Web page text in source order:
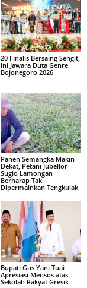
20 Finalis Bersaing Sengit,
Ini Jawara Duta Genre
Bojonegoro 2026
Panen Semangka Makin
Dekat, Petani Jubellor
Sugio Lamongan
Berharap Tak
Dipermainkan Tengkulak
Bupati Gus Yani Tuai
Apresiasi Mensos atas
Sekolah Rakyat Gresik